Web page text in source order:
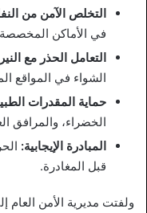
التخلص الآمن من
في الأماكن المخصصة
التعامل الحذر مع
الشواء في المواقع
حماية المقدرات
الخضراء، والمرافق
المبادرة الإيجابية:
قبل المغادرة.
ولفتت مديرية الأمن العام